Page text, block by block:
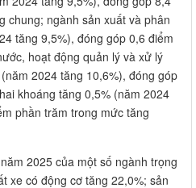
chung; ngành sản xuất và phân
tăng 9,5%), đóng góp 0,6 điểm
hoạt động quản lý và xử lý
2024 tăng 10,6%), đóng góp
khoáng tăng 0,5% (năm 2024
phần trăm trong mức tăng
2025 của một số ngành trọng
xe có động cơ tăng 22,0%; sản